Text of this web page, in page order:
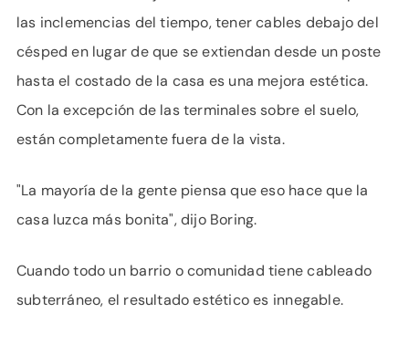
las inclemencias del tiempo, tener cables debajo del
césped en lugar de que se extiendan desde un poste
hasta el costado de la casa es una mejora estética.
Con la excepción de las terminales sobre el suelo,
están completamente fuera de la vista.
"La mayoría de la gente piensa que eso hace que la
casa luzca más bonita", dijo Boring.
Cuando todo un barrio o comunidad tiene cableado
subterráneo, el resultado estético es innegable.